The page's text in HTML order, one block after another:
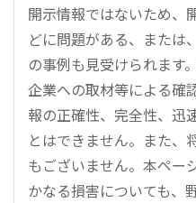
開示情報ではないため、
どに問題がある、または
の事例も見受けられます
企業への取材等による確
報の正確性、完全性、迅
とはできません。また、
もございません。本ペー
かなる損害についても、